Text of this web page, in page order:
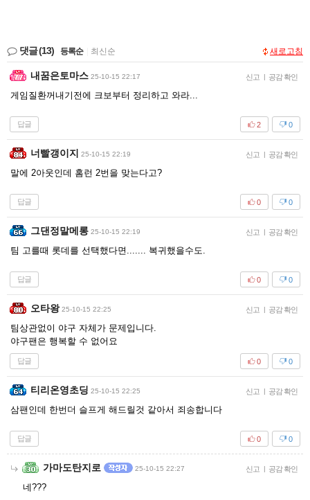
댓글(13) 등록순 최신순 새로고침
내꿈은토마스 25-10-15 22:17 신고 | 공감 확인
게임질환꺼내기전에 크보부터 정리하고 와라...
답글 0
2
너빨갱이지 25-10-15 22:19 신고 | 공감 확인
말에 2아웃인데 홈런 2번을 맞는다고?
답글 0
0
그댄정말메롱 25-10-15 22:19 신고 | 공감 확인
팀 고를때 롯데를 선택했다면....... 복귀했을수도.
답글 0
0
오타왕 25-10-15 22:25 신고 | 공감 확인
팀상관없이 야구 자체가 문제입니다.
야구팬은 행복할 수 없어요
답글 0
0
티리온영초딩 25-10-15 22:25 신고 | 공감 확인
삼팬인데 한번더 슬프게 해드릴것 같아서 죄송합니다
답글 0
0
가마도탄지로 25-10-15 22:27 신고 | 공감 확인
네???